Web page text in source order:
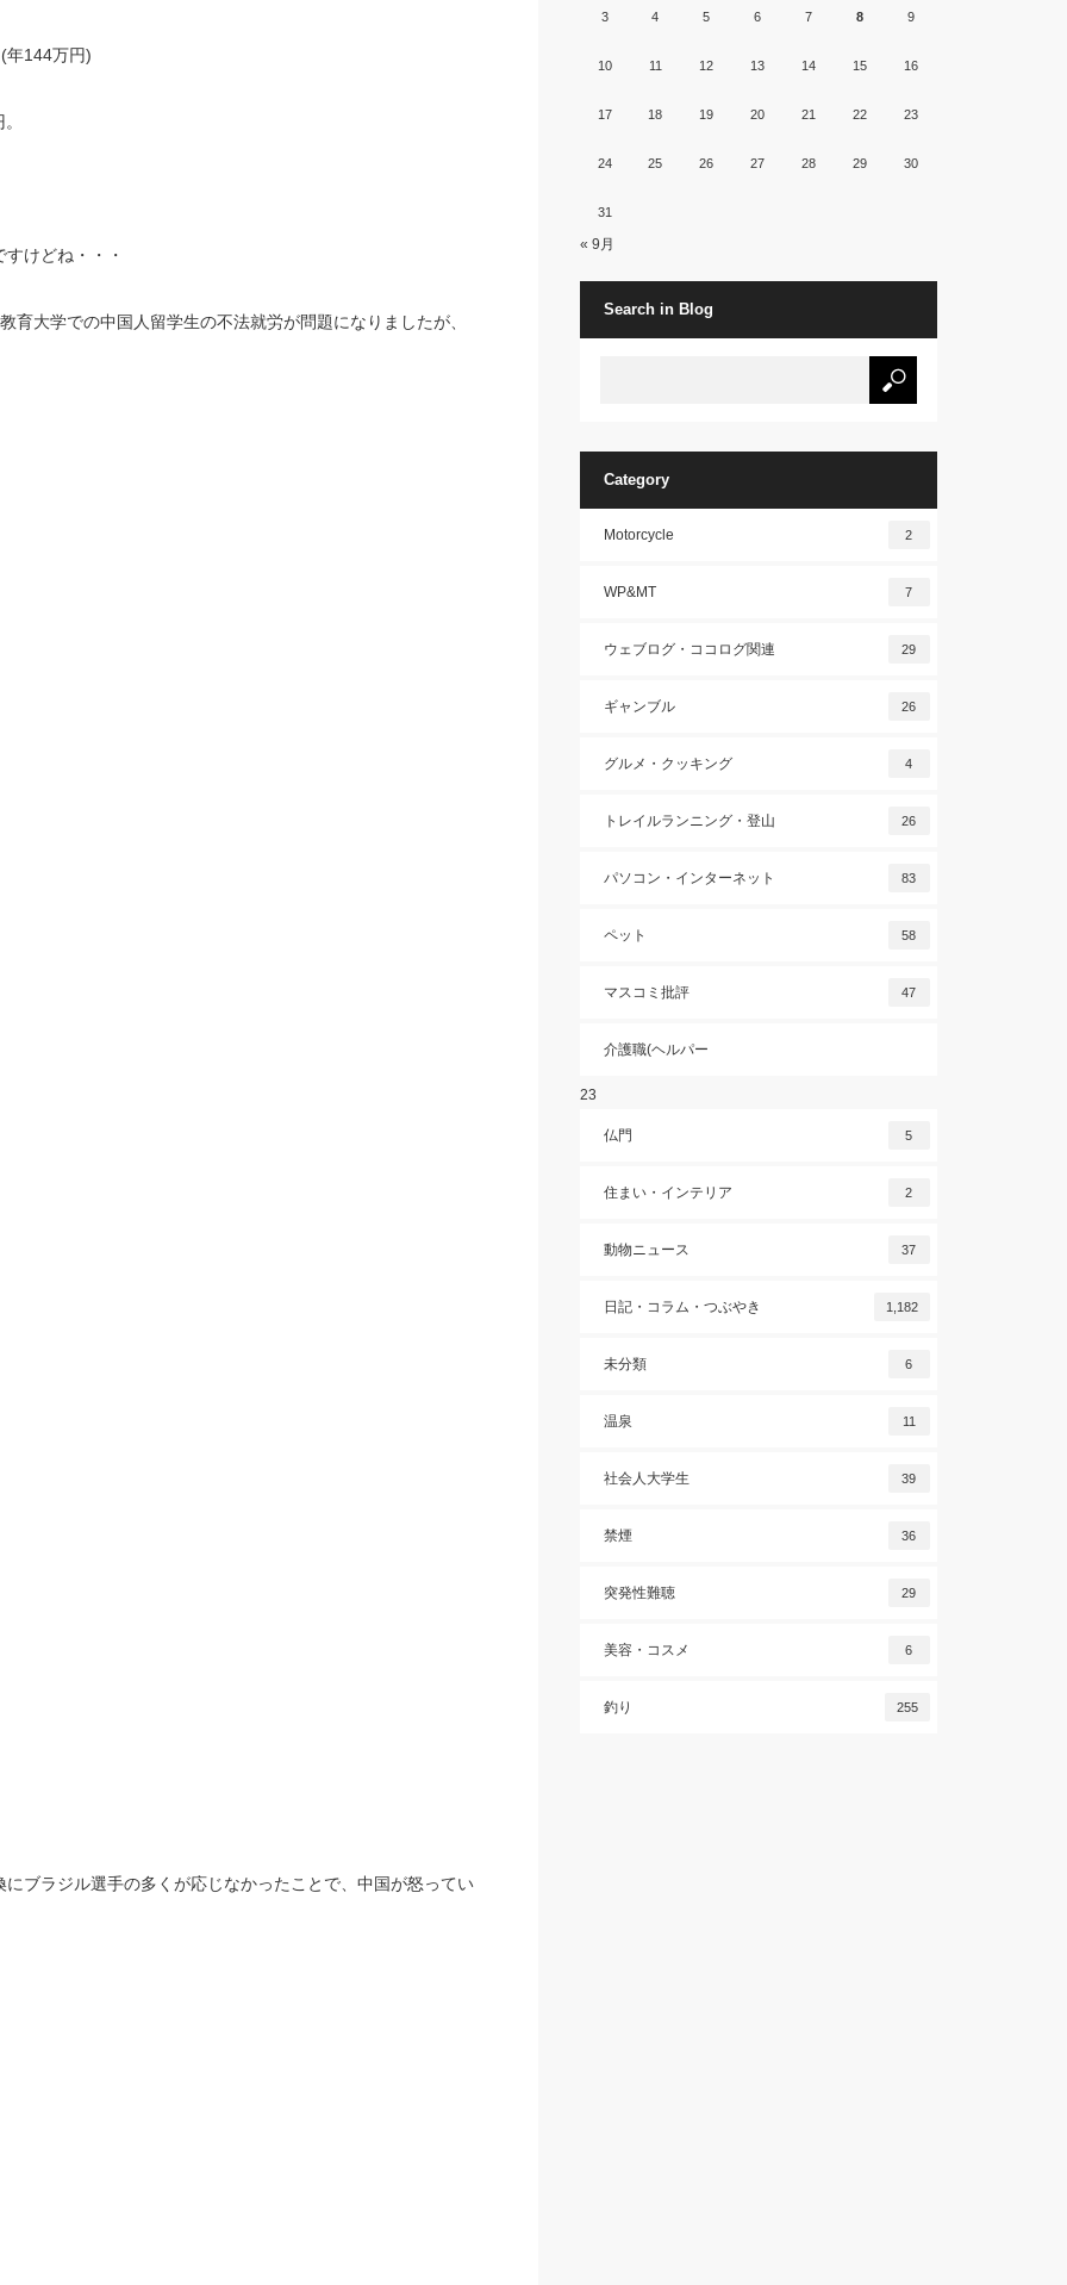
144万円)
けどね・・・
育大学での中国人留学生の不法就労が問題になりましたが、
ブラジル選手の多くが応じなかったことで、中国が怒ってい
3 4 5 6 7 8 9
10 11 12 13 14 15 16
17 18 19 20 21 22 23
24 25 26 27 28 29 30
31
« 9月
Search in Blog
Category
Motorcycle 2
WP&MT 7
ウェブログ・ココログ関連 29
ギャンブル 26
グルメ・クッキング 4
トレイルランニング・登山 26
パソコン・インターネット 83
ペット 58
マスコミ批評 47
介護職(ヘルパー
23
仏門 5
住まい・インテリア 2
動物ニュース 37
日記・コラム・つぶやき 1,182
未分類 6
温泉 11
社会人大学生 39
禁煙 36
突発性難聴 29
美容・コスメ 6
釣り 255